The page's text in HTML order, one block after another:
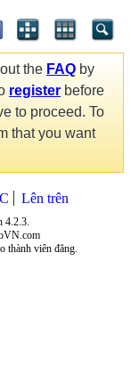
the FAQ by
register before
to proceed. To
that you want
Lên trên
4.2.3.
thành viên đăng.